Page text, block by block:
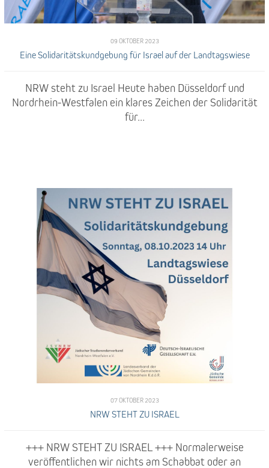
09 OKTOBER 2023
Eine Solidaritätskundgebung für Israel auf der Landtagswiese
NRW steht zu Israel Heute haben Düsseldorf und
Nordrhein-Westfalen ein klares Zeichen der Solidarität
für...
07 OKTOBER 2023
NRW STEHT ZU ISRAEL
+++ NRW STEHT ZU ISRAEL +++ Normalerweise
veröffentlichen wir nichts am Schabbat oder an